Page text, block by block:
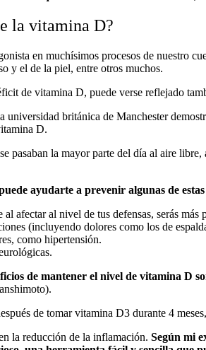
la vitamina D?
en muchísimos procesos de nuestro
y el de la piel, entre otros muchos.
de vitamina D, puede verse reflejado
universidad británica de Manchester
D.
pasaban la mayor parte del día al aire
ayudarte a prevenir algunas de
al afectar al nivel de tus defensas, serás más
(incluyendo dolores como los de
como hipertensión.
de mantener el nivel de vitamina D
de tomar vitamina D3 durante 4
la reducción de la inflamación. Según mi